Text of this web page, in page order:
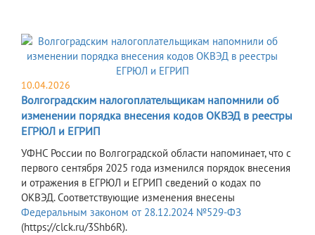
10.04.2026
Волгоградским налогоплательщикам напомнили об
изменении порядка внесения кодов ОКВЭД в реестры
ЕГРЮЛ и ЕГРИП
УФНС России по Волгоградской области напоминает, что с
первого сентября 2025 года изменился порядок внесения
и отражения в ЕГРЮЛ и ЕГРИП сведений о кодах по
ОКВЭД. Соответствующие изменения внесены
Федеральным законом от 28.12.2024 №529-ФЗ
(https://clck.ru/3Shb6R).